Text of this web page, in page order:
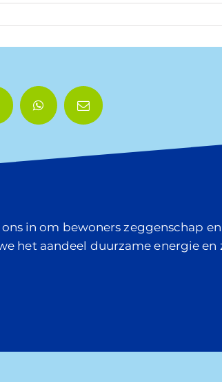
in om bewoners zeggenschap
het aandeel duurzame energie en